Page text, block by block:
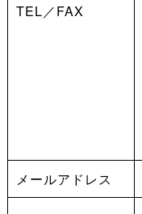
TEL／FAX
メールアドレス